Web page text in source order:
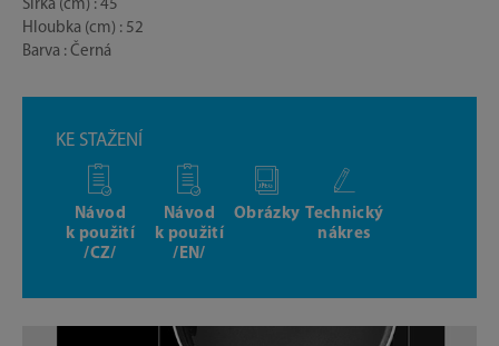
Šířka (cm) : 45
Hloubka (cm) : 52
Barva : Černá
KE STAŽENÍ
Návod
k použití
/CZ/
Návod
k použití
/EN/
Obrázky Technický
nákres